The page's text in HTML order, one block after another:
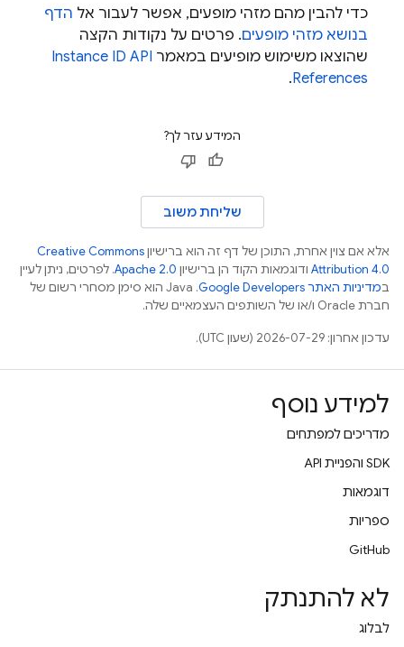
כדי להבין מהם מזהי מופעים, אפשר לעבור אל הדף
בנושא מזהי מופעים. פרטים על נקודות הקצה
שהוצאו משימוש מופיעים במאמר Instance ID API
References
.
המידע עזר לך?
שליחת משוב
אלא אם צוין אחרת, התוכן של דף זה הוא ברישיוןCreative Commons
Attribution 4.0 ודוגמאות הקוד הן ברישיון Apache 2.0. לפרטים, ניתן לעיין
במדיניות האתר Google Developers‏
.‏ Java הוא סימן מסחרי רשום של
חברת Oracle ו/או של השותפים העצמאיים שלה.
עדכון אחרון: 2026-07-29 (שעון UTC).
למידע נוסף
מדריכים למפתחים
‫SDK והפניית API
דוגמאות
ספריות
GitHub
לא להתנתק
לבלוג